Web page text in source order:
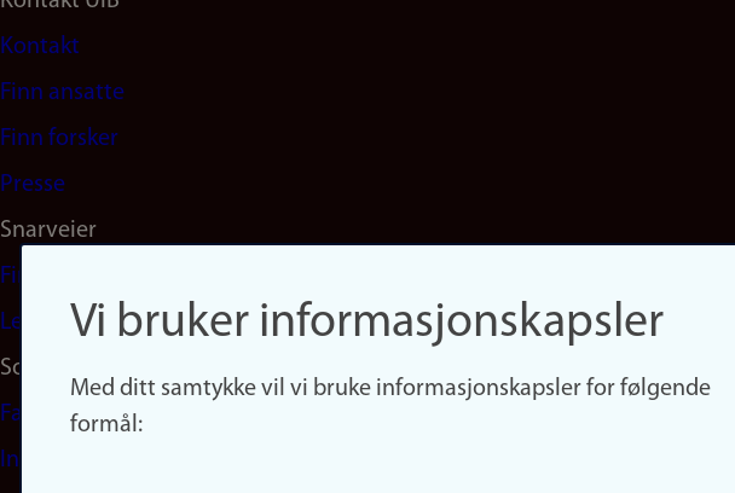
Footer
navigation
(no)
Kontakt
Finn ansatte
Finn forsker
Presse
Snarveier
Finn studier
Ledige stillinger
Sosiale medier
Facebook
Instagram
Vi bruker informasjonskapsler
Med ditt samtykke vil vi bruke informasjonskapsler for følgende
formål: